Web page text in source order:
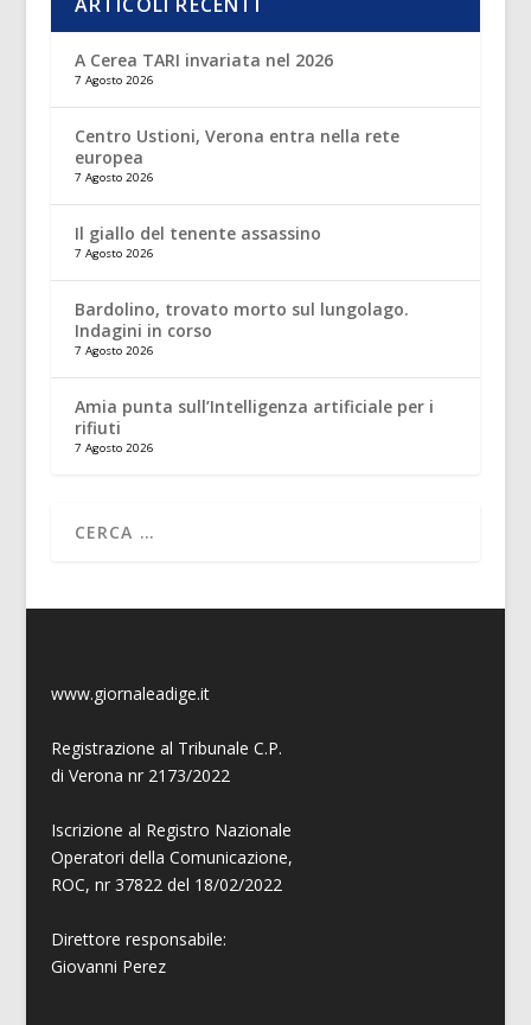
ARTICOLI RECENTI
A Cerea TARI invariata nel 2026
7 Agosto 2026
Centro Ustioni, Verona entra nella rete
europea
7 Agosto 2026
Il giallo del tenente assassino
7 Agosto 2026
Bardolino, trovato morto sul lungolago.
Indagini in corso
7 Agosto 2026
Amia punta sull’Intelligenza artificiale per i
rifiuti
7 Agosto 2026
www.giornaleadige.it
Registrazione al Tribunale C.P.
di Verona nr 2173/2022
Iscrizione al Registro Nazionale
Operatori della Comunicazione,
ROC, nr 37822 del 18/02/2022
Direttore responsabile:
Giovanni Perez